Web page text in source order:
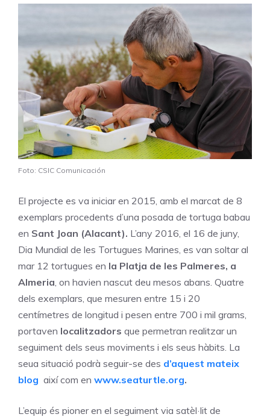
Foto: CSIC Comunicación
El projecte es va iniciar en 2015, amb el marcat de 8
exemplars procedents d’una posada de tortuga babau
en Sant Joan (Alacant). L’any 2016, el 16 de juny,
Dia Mundial de les Tortugues Marines, es van soltar al
mar 12 tortugues en la Platja de les Palmeres, a
Almeria , on havien nascut deu mesos abans. Quatre
dels exemplars, que mesuren entre 15 i 20
centímetres de longitud i pesen entre 700 i mil grams,
portaven localitzadors que permetran realitzar un
seguiment dels seus moviments i els seus hàbits. La
seua situació podrà seguir-se des d’aquest mateix
blog així com en www.seaturtle.org.
L’equip és pioner en el seguiment via satèl·lit de